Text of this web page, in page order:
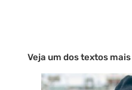
Veja um dos textos